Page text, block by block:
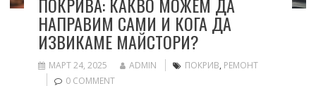
ПОКРИВА: КАКВО МОЖЕМ ДА
НАПРАВИМ САМИ И КОГА ДА
ИЗВИКАМЕ МАЙСТОРИ?
МАРТ 24, 2025 ADMIN ПОКРИВ, РЕМОНТ
0 COMMENT